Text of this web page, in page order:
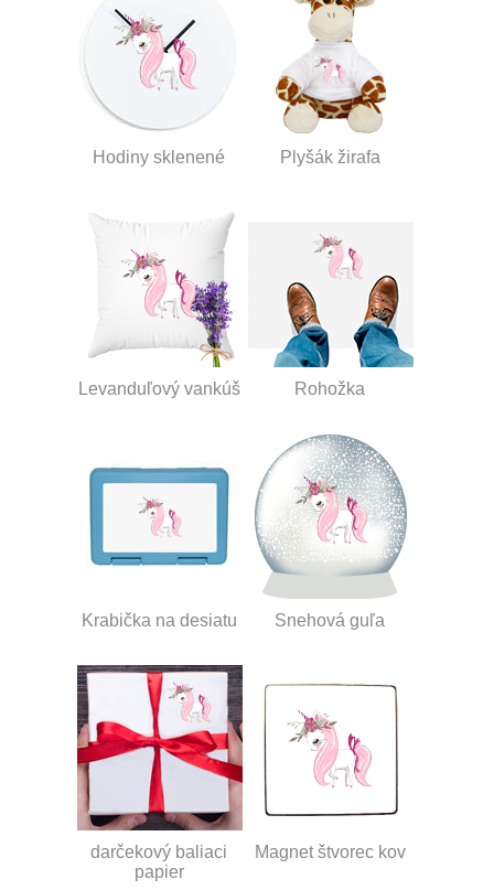
Hodiny sklenené Plyšák žirafa
Levanduľový vankúš Rohožka
Krabička na desiatu Snehová guľa
darčekový baliaci
papier
Magnet štvorec kov